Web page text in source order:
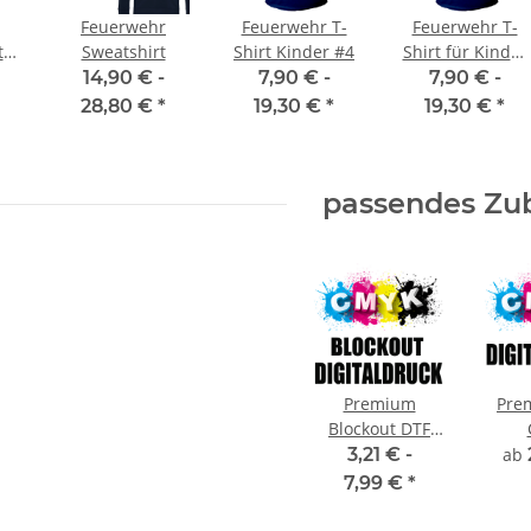
Feuerwehr
Sweatshirt
14,90 € -
28,80 € *
Feuerwehr T-
Shirt Kinder #4
7,90 € -
19,30 € *
Feuerwehr T-
Shirt für Kinder
#3
7,90 € -
19,30 € *
passendes
Premium
Blockout DTF
Digitaldruck
CMYK
3,21 € -
7,99 € *
ab